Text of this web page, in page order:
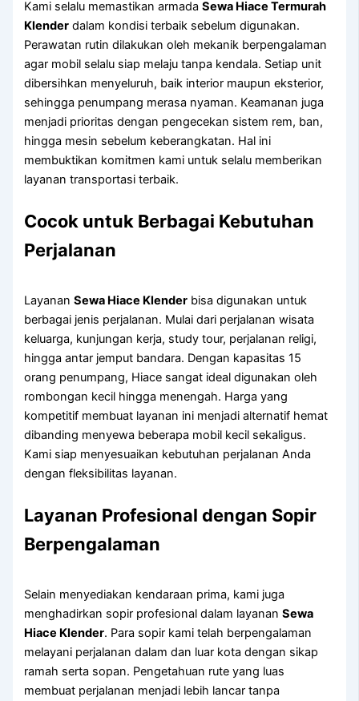
Kami selalu memastikan armadaSewa Hiace Termurah
Klender dalam kondisi terbaik sebelum digunakan.
Perawatan rutin dilakukan oleh mekanik berpengalaman
agar mobil selalu siap melaju tanpa kendala. Setiap unit
dibersihkan menyeluruh, baik interior maupun eksterior,
sehingga penumpang merasa nyaman. Keamanan juga
menjadi prioritas dengan pengecekan sistem rem, ban,
hingga mesin sebelum keberangkatan. Hal ini
membuktikan komitmen kami untuk selalu memberikan
layanan transportasi terbaik.
Cocok untuk Berbagai Kebutuhan
Perjalanan
LayananSewa Hiace Klender bisa digunakan untuk
berbagai jenis perjalanan. Mulai dari perjalanan wisata
keluarga, kunjungan kerja, study tour, perjalanan religi,
hingga antar jemput bandara. Dengan kapasitas 15
orang penumpang, Hiace sangat ideal digunakan oleh
rombongan kecil hingga menengah. Harga yang
kompetitif membuat layanan ini menjadi alternatif hemat
dibanding menyewa beberapa mobil kecil sekaligus.
Kami siap menyesuaikan kebutuhan perjalanan Anda
dengan fleksibilitas layanan.
Layanan Profesional dengan Sopir
Berpengalaman
Selain menyediakan kendaraan prima, kami juga
menghadirkan sopir profesional dalam layananSewa
Hiace Klender. Para sopir kami telah berpengalaman
melayani perjalanan dalam dan luar kota dengan sikap
ramah serta sopan. Pengetahuan rute yang luas
membuat perjalanan menjadi lebih lancar tanpa